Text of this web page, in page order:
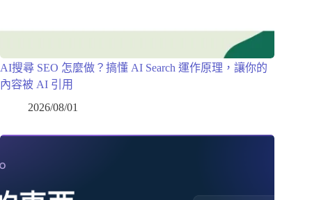
AI搜尋 SEO 怎麼做？搞懂 AI Search 運作原理，讓你的
內容被 AI 引用
2026/08/01